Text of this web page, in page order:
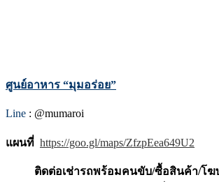
ศูนย์อาหาร “มุมอร่อย”
Line : @mumaroi
แผนที่ https://goo.gl/maps/ZfzpEea649U2
ติดต่อเช่ารถพร้อมคนขับ/ซื้อสินค้า/โ